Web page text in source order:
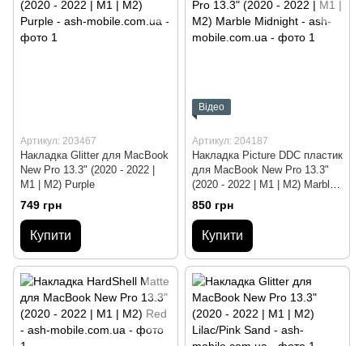
Артикул: 203467
Накладка Glitter для MacBook
New Pro 13.3" (2020 - 2022 |
M1 | M2) Purple
749 грн
Купити
Відео
Артикул: 204187
Накладка Picture DDC пластик
для MacBook New Pro 13.3"
(2020 - 2022 | M1 | M2) Marble
Midnight
850 грн
Купити